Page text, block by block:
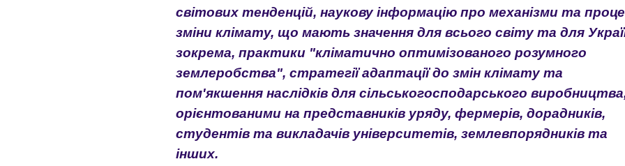
світових тенденцій, наукову інформацію про механізми та
зміни клімату, що мають значення для всього світу та для
зокрема, практики "кліматично оптимізованого розумного
землеробства", стратегії адаптації до змін клімату та
пом'якшення наслідків для сільськогосподарського виробництва,
орієнтованими на представників уряду, фермерів, дорадників,
студентів та викладачів університетів, землевпорядників та
інших.